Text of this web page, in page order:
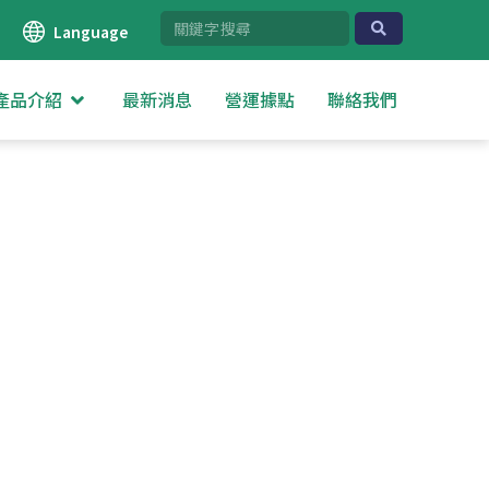
Language
品介紹 最新消息 營運據點 聯絡我們